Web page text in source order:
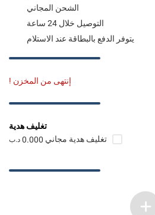
الشحن المجاني
التوصيل خلال 24 ساعة
يتوفر الدفع بالبطاقة عند الاستلام
إنتهى من المخزن !
تغليف هدية
تغليف هدية مجاني 0.000 د.ب